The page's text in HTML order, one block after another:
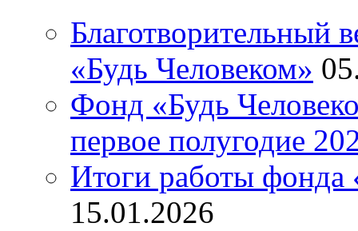
Благотворительный
«Будь Человеком»
Фонд «Будь
первое полугодие
Итоги работы фонда
15.01.2026